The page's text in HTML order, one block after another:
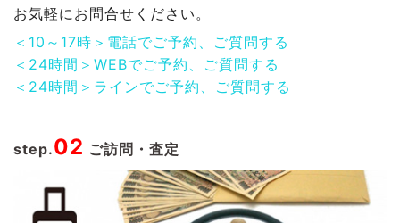
お気軽にお問合せください。
＜10～17時＞電話でご予約、ご質問する
＜24時間＞WEBでご予約、ご質問する
＜24時間＞ラインでご予約、ご質問する
step.02 ご訪問・査定